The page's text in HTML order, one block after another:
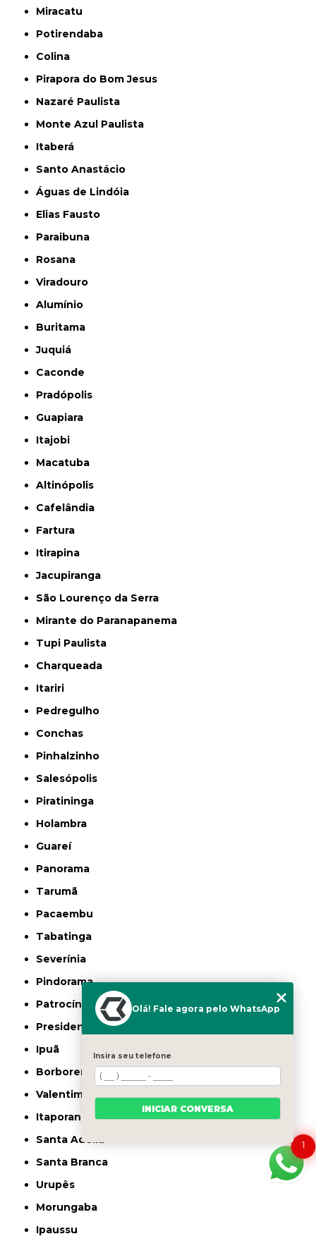
Miracatu
Potirendaba
Colina
Pirapora do Bom Jesus
Nazaré Paulista
Monte Azul Paulista
Itaberá
Santo Anastácio
Águas de Lindóia
Elias Fausto
Paraibuna
Rosana
Viradouro
Alumínio
Buritama
Juquiá
Caconde
Pradópolis
Guapiara
Itajobi
Macatuba
Altinópolis
Cafelândia
Fartura
Itirapina
Jacupiranga
São Lourenço da Serra
Mirante do Paranapanema
Tupi Paulista
Charqueada
Itariri
Pedregulho
Conchas
Pinhalzinho
Salesópolis
Piratininga
Holambra
Guareí
Panorama
Tarumã
Pacaembu
Tabatinga
Severínia
Pindorama
Patrocínio Paulista
Presidente Bernardes
Ipuã
Borborema
Valentim Gentil
Itaporanga
Santa Adélia
Santa Branca
Urupês
Morungaba
Ipaussu
1
Olá! Fale agora pelo WhatsApp
Insira seu telefone
INICIAR CONVERSA